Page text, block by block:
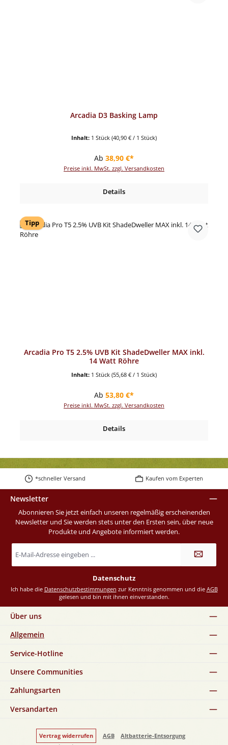
Arcadia D3 Basking Lamp
Inhalt: 1 Stück (40,90 € / 1 Stück)
Regulärer Preis:
Ab 38,90 €*
Preise inkl. MwSt. zzgl. Versandkosten
Details
Tipp
Arcadia Pro T5 2.5% UVB Kit ShadeDweller MAX inkl.
14 Watt Röhre
Inhalt: 1 Stück (55,68 € / 1 Stück)
Regulärer Preis:
Ab 53,80 €*
Preise inkl. MwSt. zzgl. Versandkosten
Details
*schneller Versand Kaufen vom Experten
Newsletter
Abonnieren Sie jetzt einfach unseren regelmäßig erscheinenden
Newsletter und Sie werden stets unter den Ersten sein, über neue
Produkte und Angebote informiert werden.
E-
Mail-
Datenschutz
Ich habe die Datenschutzbestimmungen zur Kenntnis genommen und die AGB
gelesen und bin mit ihnen einverstanden.
Über uns
Allgemein
Service-Hotline
Unsere Communities
Zahlungsarten
Versandarten
Vertrag widerrufen AGB
Altbatterie-Entsorgung